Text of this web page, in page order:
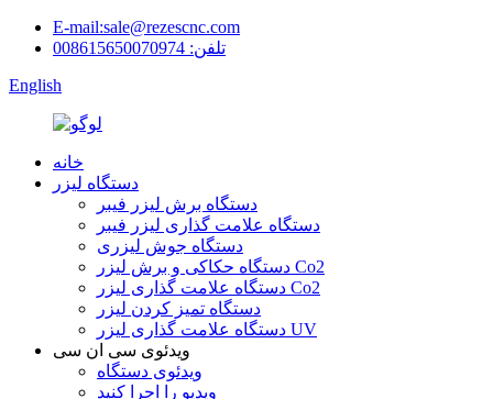
E-mail:sale@rezescnc.com
تلفن: 008615650070974
English
خانه
دستگاه لیزر
دستگاه برش لیزر فیبر
دستگاه علامت گذاری لیزر فیبر
دستگاه جوش لیزری
دستگاه حکاکی و برش لیزر Co2
دستگاه علامت گذاری لیزر Co2
دستگاه تمیز کردن لیزر
دستگاه علامت گذاری لیزر UV
ویدئوی سی ان سی
ویدئوی دستگاه
ویدیو را اجرا کنید